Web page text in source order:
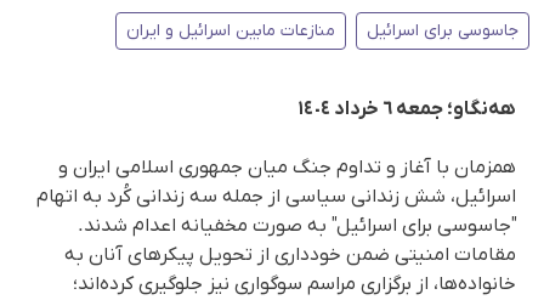
جاسوسی برای اسرائیل منازعات مابین اسرائیل و ایران
هەنگاو؛ جمعە ٦ خرداد ١٤٠٤
همزمان با آغاز و تداوم جنگ میان جمهوری اسلامی ایران و
اسرائیل، شش زندانی سیاسی از جملە سە زندانی کُرد به اتهام
"جاسوسی برای اسرائیل" به‌ صورت مخفیانه اعدام شدند.
مقامات امنیتی ضمن خودداری از تحویل پیکرهای آنان به
خانواده‌ها، از برگزاری مراسم سوگواری نیز جلوگیری کرده‌اند؛